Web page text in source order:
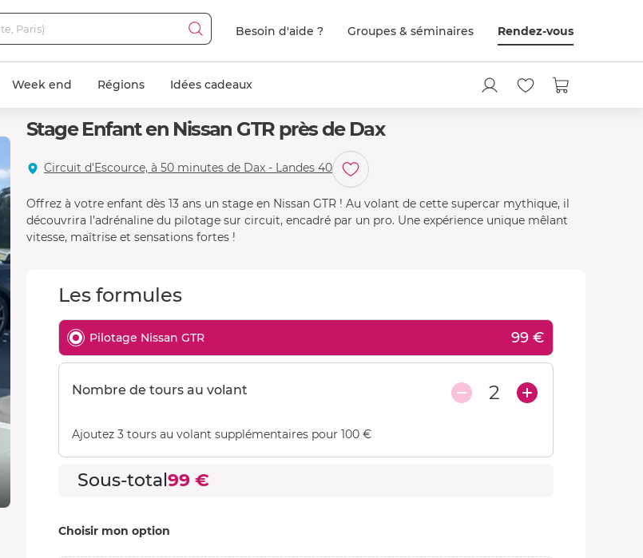
Besoin d'aide ? Groupes & séminaires Rendez-vous
Week end Régions Idées cadeaux
Stage Enfant en Nissan GTR près de Dax
Circuit d'Escource, à 50 minutes de Dax - Landes 40
Offrez à votre enfant dès 13 ans un stage en Nissan GTR ! Au volant de cette supercar mythique, il
découvrira l’adrénaline du pilotage sur circuit, encadré par un pro. Une expérience unique mêlant
vitesse, maîtrise et sensations fortes !
Les formules
Pilotage Nissan GTR 99 €
Nombre de tours au volant 2
Ajoutez 3 tours au volant supplémentaires pour 100 €
Sous-total 99 €
Choisir mon option